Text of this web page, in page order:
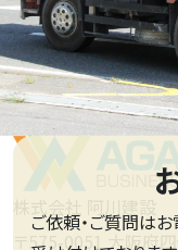
ご依頼・ご質問は
〒575-0051 大阪府